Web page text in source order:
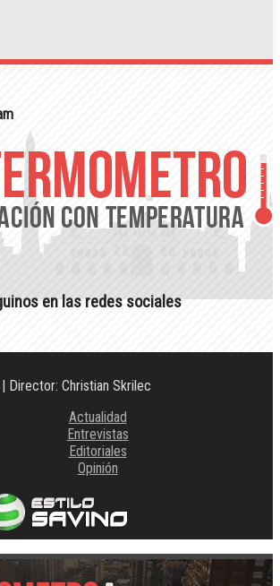
en las redes sociales
| Director: Christian Skrilec
Actualidad
Entrevistas
Editoriales
Opinión